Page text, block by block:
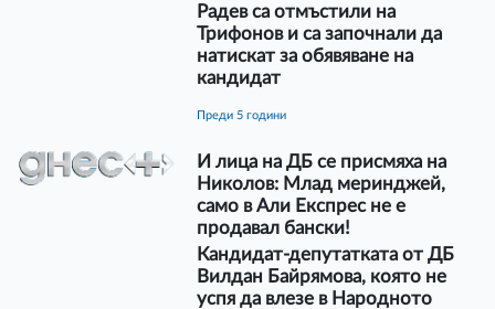
Радев са отмъстили на
Трифонов и са започнали да
натискат за обявяване на
кандидат
преди 5 години
И лица на ДБ се присмяха на
Николов: Млад меринджей,
само в Али Експрес не е
продавал бански!
Кандидат-депутатката от ДБ
Вилдан Байрямова, която не
успя да влезе в Народното